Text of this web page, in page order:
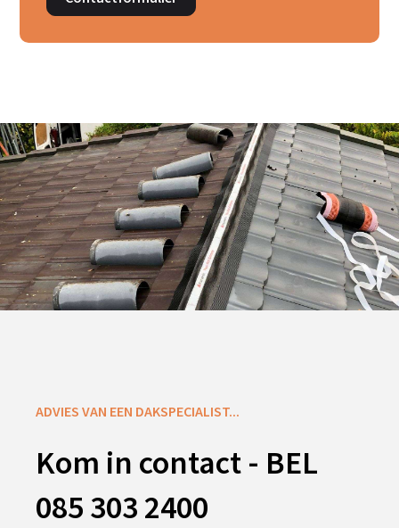
ADVIES VAN EEN DAKSPECIALIST...
Kom in contact - BEL
085 303 2400